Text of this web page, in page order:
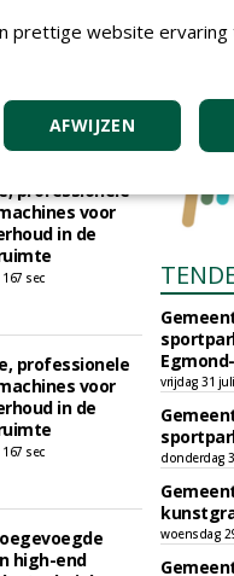
professionele
voor
in de
167 sec
professionele
voor
in de
167 sec
high-end
vrijdag 31
donderdag
woensdag
prettige website ervaring
AFWIJZEN